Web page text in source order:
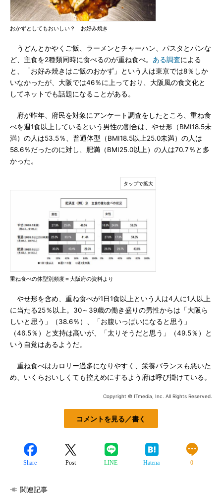
おかずとしてもおいしい？ お好み焼き
うどんとかやくご飯、ラーメンとチャーハン、パスタとパンな
ど、主食を2種類同時に食べるのが重ね食べ。 ある調査による
と、「お好み焼きはご飯のおかず」という人は東京では8％しか
いなかったが、大阪では46％に上っており、大阪風の食文化と
してネットでも話題になることがある。
府が昨年、府民を対象にアンケート調査をしたところ、重ね食
べを週1食以上しているという男性の割合は、やせ形（BMI18.5未
満）の人は53.5％、普通体型（BMI18.5以上25.0未満）の人は
58.6％だったのに対し、肥満（BMI25.0以上）の人は70.7％と多
かった。
重ね食べの体型別頻度＝大阪府の資料より
やせ形を含め、重ね食べが1日1食以上という人は4人に1人以上
に当たる25％以上。30～39歳の働き盛りの男性からは「大阪ら
しいと思う」（38.6％）、「お腹いっぱいになると思う」
（46.5％）と支持は高いが、「太りそうだと思う」（49.5％）と
いう自覚はあるようだ。
重ね食べはカロリー過多になりやすく、栄養バランスも悪いた
め、いくらおいしくても控えめにするよう府は呼び掛けている。
Copyright © ITmedia, Inc. All Rights Reserved.
コメントを見る／書く
Share Post LINE Hatena 0
関連記事